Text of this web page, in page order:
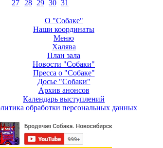
27
28 29 30 31
О "Собаке"
Наши координаты
Меню
Халява
План зала
Новости "Собаки"
Пресса о "Собаке"
Досье "Собаки"
Архив анонсов
Календарь выступлений
обработки персональных данных